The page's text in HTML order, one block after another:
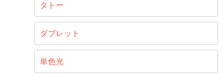
タトー
ダブレット
単色光